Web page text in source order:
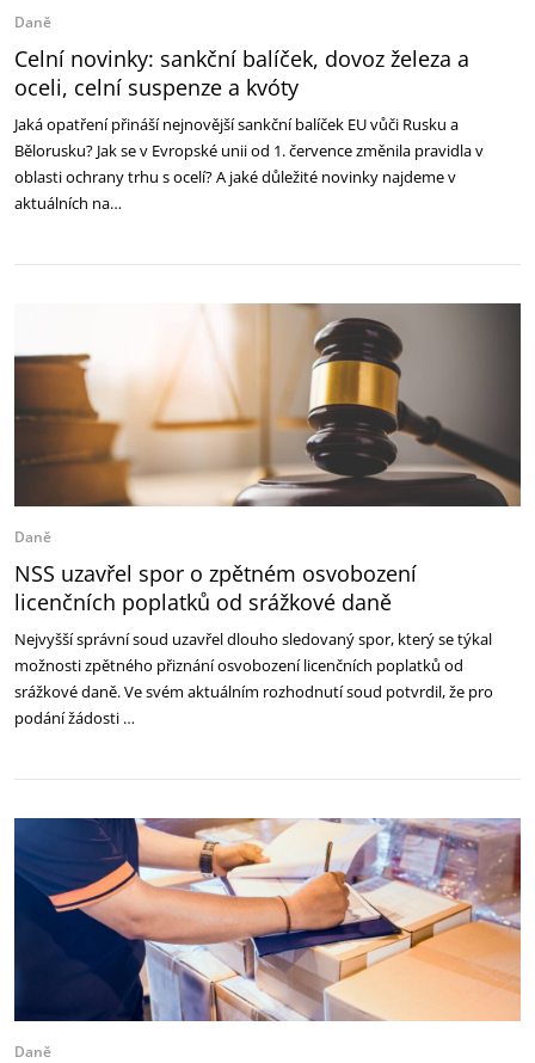
Daně
Celní novinky: sankční balíček, dovoz železa a
oceli, celní suspenze a kvóty
Jaká opatření přináší nejnovější sankční balíček EU vůči Rusku a
Bělorusku? Jak se v Evropské unii od 1. července změnila pravidla v
oblasti ochrany trhu s ocelí? A jaké důležité novinky najdeme v
aktuálních na…
Daně
NSS uzavřel spor o zpětném osvobození
licenčních poplatků od srážkové daně
Nejvyšší správní soud uzavřel dlouho sledovaný spor, který se týkal
možnosti zpětného přiznání osvobození licenčních poplatků od
srážkové daně. Ve svém aktuálním rozhodnutí soud potvrdil, že pro
podání žádosti …
Daně